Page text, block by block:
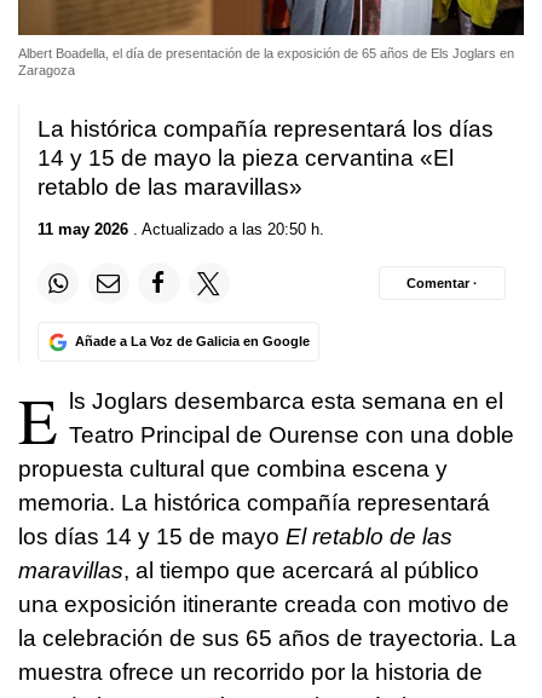
Albert Boadella, el día de presentación de la exposición de 65 años de Els Joglars en
Zaragoza
La histórica compañía representará los días
14 y 15 de mayo la pieza cervantina «El
retablo de las maravillas»
11 may 2026 . Actualizado a las 20:50 h.
Añade a La Voz de Galicia en Google
Comentar ·
E
ls Joglars desembarca esta semana en el
Teatro Principal de Ourense con una doble
propuesta cultural que combina escena y
memoria. La histórica compañía representará
los días 14 y 15 de mayo El retablo de las
maravillas, al tiempo que acercará al público
una exposición itinerante creada con motivo de
la celebración de sus 65 años de trayectoria. La
muestra ofrece un recorrido por la historia de